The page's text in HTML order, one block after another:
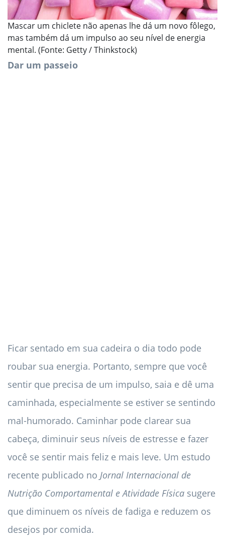
Mascar um chiclete não apenas lhe dá um novo fôlego,
mas também dá um impulso ao seu nível de energia
mental. (Fonte: Getty / Thinkstock)
Dar um passeio
Ficar sentado em sua cadeira o dia todo pode
roubar sua energia. Portanto, sempre que você
sentir que precisa de um impulso, saia e dê uma
caminhada, especialmente se estiver se sentindo
mal-humorado. Caminhar pode clarear sua
cabeça, diminuir seus níveis de estresse e fazer
você se sentir mais feliz e mais leve. Um estudo
recente publicado no Jornal Internacional de
Nutrição Comportamental e Atividade Física sugere
que diminuem os níveis de fadiga e reduzem os
desejos por comida.